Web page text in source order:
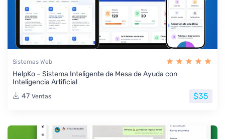
Sistemas Web
HelpKo – Sistema Inteligente de Mesa de Ayuda con
Inteligencia Artificial
47 Ventas $35